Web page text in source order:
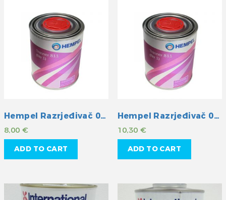
Hempel Razrjeđivač 08111
8,00 €
ADD TO CART
Hempel Razrjeđivač 08451
10,30€
ADD TO CART